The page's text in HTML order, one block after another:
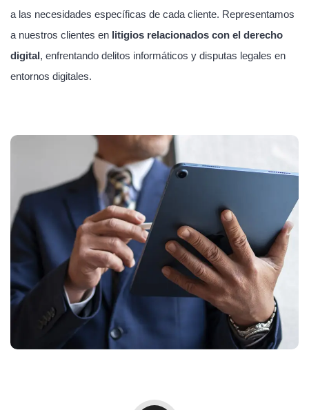
a las necesidades específicas de cada cliente. Representamos
a nuestros clientes en litigios relacionados con el derecho
digital, enfrentando delitos informáticos y disputas legales en
entornos digitales.